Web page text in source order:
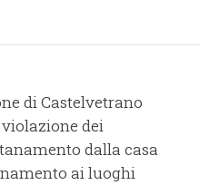
di Castelvetrano
dei
dalla casa
ai luoghi